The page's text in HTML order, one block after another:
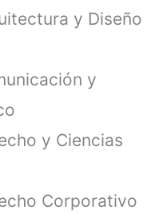
y Diseño
y
y Ciencias
Corporativo